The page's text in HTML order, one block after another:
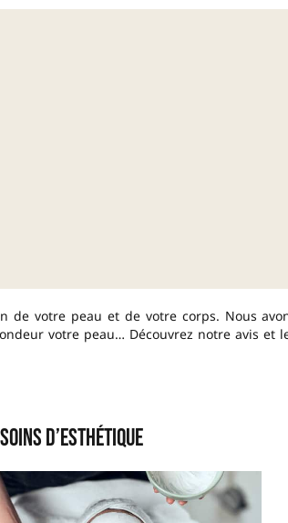
de votre peau et de votre corps. Nous
votre peau… Découvrez notre avis et
d’esthétique